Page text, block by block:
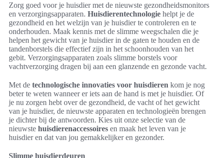
Zorg goed voor je huisdier met de nieuwste gezondheidsmonitors
en verzorgingsapparaten. Huisdierentechnologie helpt je de
gezondheid en het welzijn van je huisdier te controleren en te
onderhouden. Maak kennis met de slimme weegschalen die je
helpen het gewicht van je huisdier in de gaten te houden en de
tandenborstels die effectief zijn in het schoonhouden van het
gebit. Verzorgingsapparaten zoals slimme borstels voor
vachtverzorging dragen bij aan een glanzende en gezonde vacht.
Met de technologische innovaties voor huisdieren kom je nog
beter te weten wanneer er iets aan de hand is met je huisdier. Of
je nu zorgen hebt over de gezondheid, de vacht of het gewicht
van je huisdier, de nieuwste apparaten en technologieën brengen
je dichter bij de antwoorden. Kies uit onze selectie van de
nieuwste huisdierenaccessoires en maak het leven van je
huisdier en dat van jou gemakkelijker en gezonder.
Slimme huisdierdeuren